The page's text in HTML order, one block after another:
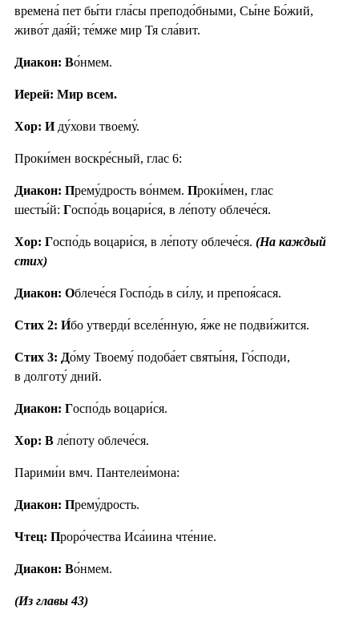
времена́ пет бы́ти гла́сы преподо́бными, Сы́не Бо́жий,
живо́т дая́й; те́мже мир Тя сла́вит.
Диакон: Во́нмем.
Иерей: Мир всем.
Хор: Иду́хови твоему́.
Проки́мен воскре́сный, глас 6:
Диакон: Прему́дрость во́нмем. Проки́мен, глас
шесты́й: Госпо́дь воцари́ся, в ле́поту облече́ся.
Хор: Госпо́дь воцари́ся, в ле́поту облече́ся. (На каждый
стих)
Диакон: Облече́ся Госпо́дь в си́лу, и препоя́сася.
Стих 2: И́бо утверди́ вселе́нную, я́же не подви́жится.
Стих 3: До́му Твоему́ подоба́ет святы́ня, Го́споди,
в долготу́ дний.
Диакон: Госпо́дь воцари́ся.
Хор: В ле́поту облече́ся.
Парими́и вмч. Пантелеи́мона:
Диакон: Прему́дрость.
Чтец: Проро́чества Иса́иина чте́ние.
Диакон: Во́нмем.
(Из главы 43)